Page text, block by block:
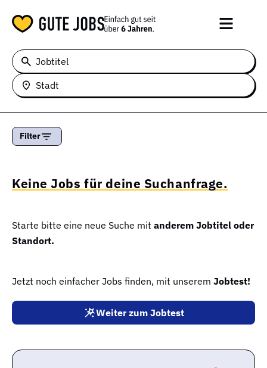
Jobtitel
Stadt
Filter
Keine Jobs für deine Suchanfrage.
Starte bitte eine neue Suche mit anderem Jobtitel oder
Standort.
Jetzt noch einfacher Jobs finden, mit unserem Jobtest!
Weiter zum Jobtest